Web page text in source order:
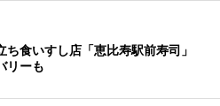
ち食いすし店「恵比寿駅前寿司」
リーも